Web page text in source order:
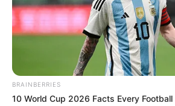
NT
Σωτήρης Μπαρσάκης
Δημοσίευση
11/04/2025, 11:58 · 11:58 ΠΜ
BRAINBERRIES
10 World Cup 2026 Facts Every Football